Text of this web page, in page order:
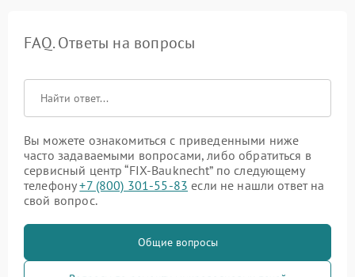
FAQ. Ответы на вопросы
Вы можете ознакомиться с приведенными ниже
часто задаваемыми вопросами, либо обратиться в
сервисный центр “FIX-Bauknecht” по следующему
телефону+7 (800) 301-55-83 если не нашли ответ на
свой вопрос.
Общие вопросы